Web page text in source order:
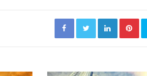
FacebookTwitterLinkedIn